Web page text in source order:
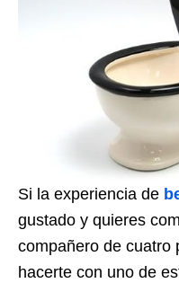
Si la experiencia de
gustado y quieres
compañero de cuatro
hacerte con uno de